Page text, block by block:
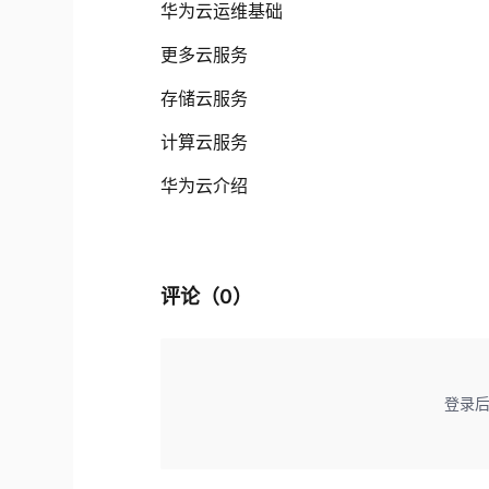
华为云运维基础
更多云服务
存储云服务
计算云服务
华为云介绍
评论（0）
登录